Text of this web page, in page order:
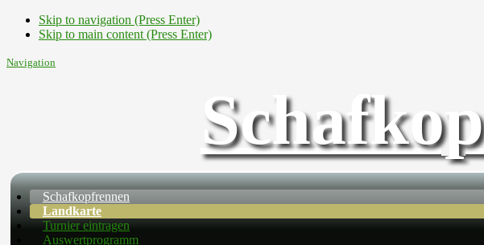
Skip to navigation (Press Enter)
Skip to main content (Press Enter)
Navigation
Schafkopfrennen
Landkarte
Turnier eintragen
Auswertprogramm